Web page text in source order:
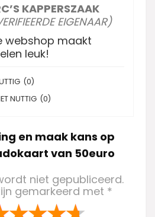
KAPPERSZAAK
EIGENAAR)
webshop maakt
leuk!
(0)
NUTTIG (0)
en maak kans op
van 50euro
niet gepubliceerd.
gemarkeerd met *